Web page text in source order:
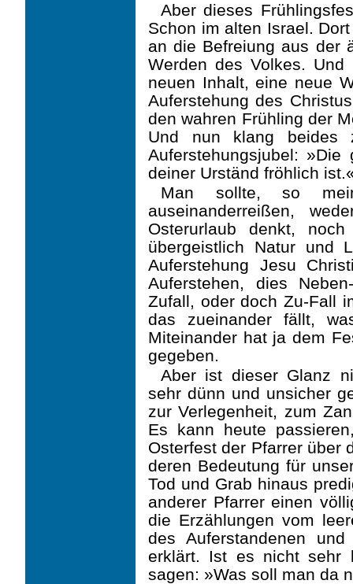
Aber dieses
Schon im alten Israel.
an die Befreiung aus der
Wer­den des Volkes.
neuen Inhalt, eine neue
Auferstehung des
den wahren Frühling der
Und nun klang beides
Auferstehungsjubel:
deiner Urständ fröhlich
Man sollte, so
auseinanderreißen,
Osterurlaub denkt,
übergeistlich Natur und
Auferstehung Jesu
Auferste­hen, dies
Zufall, oder doch Zu-Fall
das zueinander fällt,
Miteinander hat ja dem
gegeben.
Aber ist dieser Glanz
sehr dünn und unsicher
zur Verlegenheit, zum
Es kann heute
Osterfest der Pfarrer über
deren Bedeutung für
Tod und Grab hinaus
anderer Pfarrer einen
die Erzählungen vom
des Auferstande­nen
erklärt. Ist es nicht sehr
sagen: »Was soll man da